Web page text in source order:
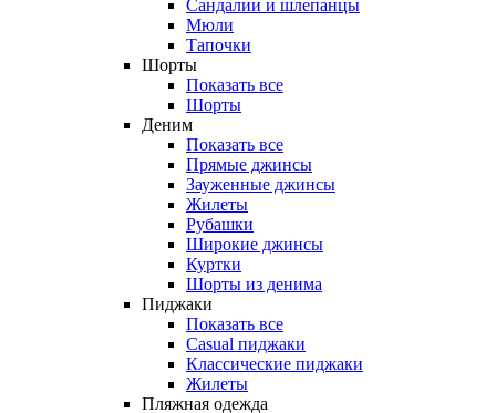
Сандалии и шлепанцы
Мюли
Тапочки
Шорты
Показать все
Шорты
Деним
Показать все
Прямые джинсы
Зауженные джинсы
Жилеты
Рубашки
Широкие джинсы
Куртки
Шорты из денима
Пиджаки
Показать все
Casual пиджаки
Классические пиджаки
Жилеты
Пляжная одежда